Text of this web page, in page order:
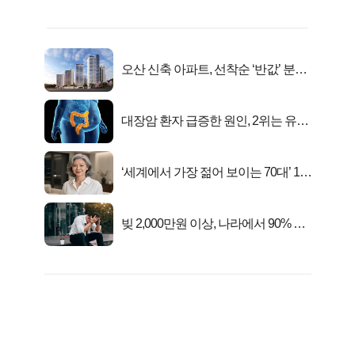
오산 신축 아파트, 선착순 ‘반값’ 분양
대장암 환자 급증한 원인, 2위는 유산
‘세계에서 가장 젊어 보이는 70대’ 1위
빚 2,000만원 이상, 나라에서 90% 갚